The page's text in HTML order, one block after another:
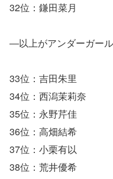
32位：鎌田菜月
―以上がアンダーガー
33位：吉田朱里
34位：西潟茉莉奈
35位：永野芹佳
36位：高畑結希
37位：小栗有以
38位：荒井優希